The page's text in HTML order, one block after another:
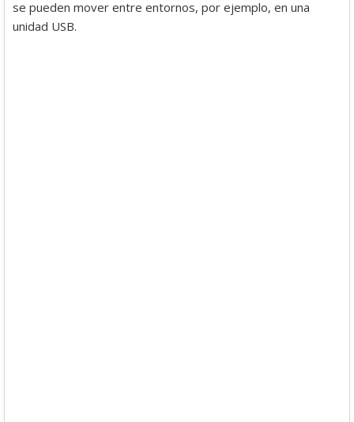
se pueden mover entre entornos, por ejemplo, en una
unidad USB.